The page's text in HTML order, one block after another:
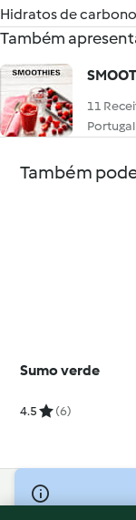
Hidratos de carbono
Também
11
Portugal
Também
Sumo verde
4.5 (6)
© Copyright 2026